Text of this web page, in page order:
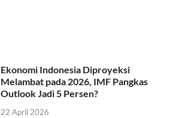
Ekonomi Indonesia Diproyeksi
Melambat pada 2026, IMF Pangkas
Outlook Jadi 5 Persen?
22 April 2026